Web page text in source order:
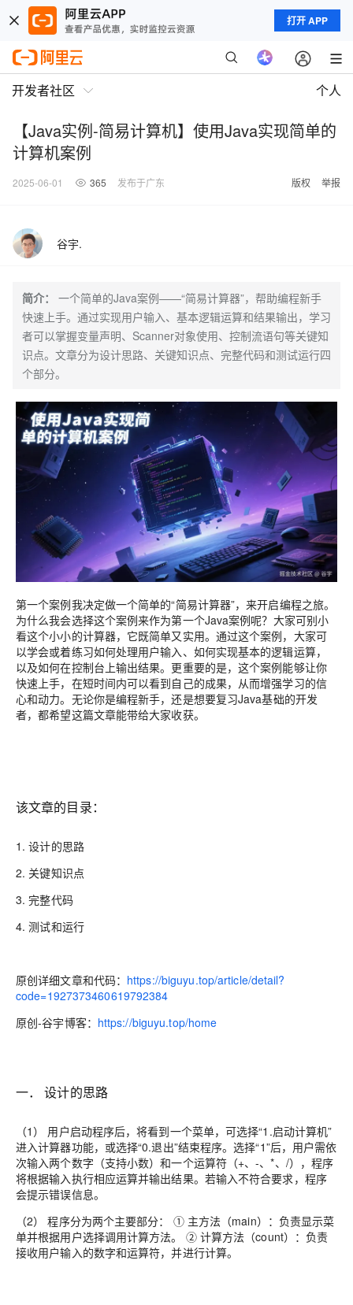
打开 APP
开发者社区 个人
【Java实例-简易计算机】使用Java实现简单的
计算机案例
2025-06-01 365 发布于广东 版权 举报
谷宇.
简介：
一个简单的Java案例——“简易计算器”，帮助编程新手
快速上手。通过实现用户输入、基本逻辑运算和结果输出，学习
者可以掌握变量声明、Scanner对象使用、控制流语句等关键知
识点。文章分为设计思路、关键知识点、完整代码和测试运行四
个部分。
第一个案例我决定做一个简单的“简易计算器”，来开启编程之旅。
为什么我会选择这个案例来作为第一个Java案例呢？大家可别小
看这个小小的计算器，它既简单又实用。通过这个案例，大家可
以学会或着练习如何处理用户输入、如何实现基本的逻辑运算，
以及如何在控制台上输出结果。更重要的是，这个案例能够让你
快速上手，在短时间内可以看到自己的成果，从而增强学习的信
心和动力。无论你是编程新手，还是想要复习Java基础的开发
者，都希望这篇文章能带给大家收获。
该文章的目录：
1. 设计的思路
2. 关键知识点
3. 完整代码
4. 测试和运行
原创详细文章和代码： https://biguyu.top/article/detail?
code=1927373460619792384
原创-谷宇博客： https://biguyu.top/home
一． 设计的思路
（1） 用户启动程序后，将看到一个菜单，可选择“1.启动计算机”
进入计算器功能，或选择“0.退出”结束程序。选择“1”后，用户需依
次输入两个数字（支持小数）和一个运算符（+、-、*、/），程序
将根据输入执行相应运算并输出结果。若输入不符合要求，程序
会提示错误信息。
（2） 程序分为两个主要部分： ① 主方法（main）：负责显示菜
单并根据用户选择调用计算方法。 ② 计算方法（count）：负责
接收用户输入的数字和运算符，并进行计算。